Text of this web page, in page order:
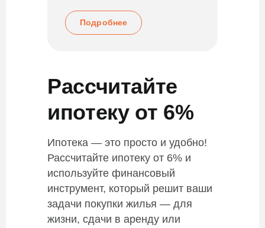
Подробнее
Рассчитайте
ипотеку от 6%
Ипотека — это просто и удобно!
Рассчитайте ипотеку от 6% и
используйте финансовый
инструмент, который решит ваши
задачи покупки жилья — для
жизни, сдачи в аренду или